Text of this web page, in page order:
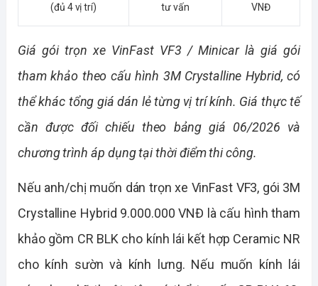
(đủ 4 vị trí)
tư vấn
VNĐ
Giá gói trọn xe VinFast VF3 / Minicar là giá gói
tham khảo theo cấu hình 3M Crystalline Hybrid, có
thể khác tổng giá dán lẻ từng vị trí kính. Giá thực tế
cần được đối chiếu theo bảng giá 06/2026 và
chương trình áp dụng tại thời điểm thi công.
Nếu anh/chị muốn dán trọn xe VinFast VF3, gói 3M
Crystalline Hybrid 9.000.000 VNĐ là cấu hình tham
khảo gồm CR BLK cho kính lái kết hợp Ceramic NR
cho kính sườn và kính lưng. Nếu muốn kính lái